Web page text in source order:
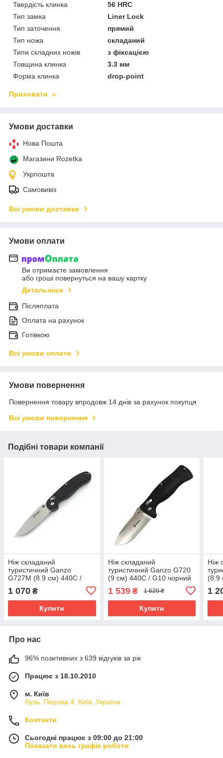
Твердість клинка
56 HRC
Тип замка
Liner Lock
Тип заточення
прямий
Тип ножа
складаний
Типи складних ножів
з фіксацією
Товщина клинка
3.3 мм
Форма клинка
drop-point
Приховати
Умови доставки
Нова Пошта
Магазини Rozetka
Укрпошта
Самовивіз
Всі умови доставки
Умови оплати
Ви отримаєте замовлення
або гроші повернуться на вашу картку
Детальніше
Післяплата
Оплата на рахунок
Готівкою
Всі умови оплати
Умови повернення
Повернення товару впродовж 14 днів за рахунок покупця
Всі умови повернення
Подібні товари компанії
Ніж складаний
туристичний Ganzo
G727M (8.9 см) 440С /
1 070 ₴
Купити
Ніж складаний
туристичний Ganzo G720
(9 см) 440C / G10 чорний
1 539₴ 1 620 ₴
Купити
Ніж
(8.9
1
Про нас
96% позитивних з 639 відгуків за рік
Працює з 18.10.2010
м. Київ
буль. Перова 4, Київ, Україна
Контакти
Сьогодні працює з 09:00 до 21:00
Показати весь графік роботи